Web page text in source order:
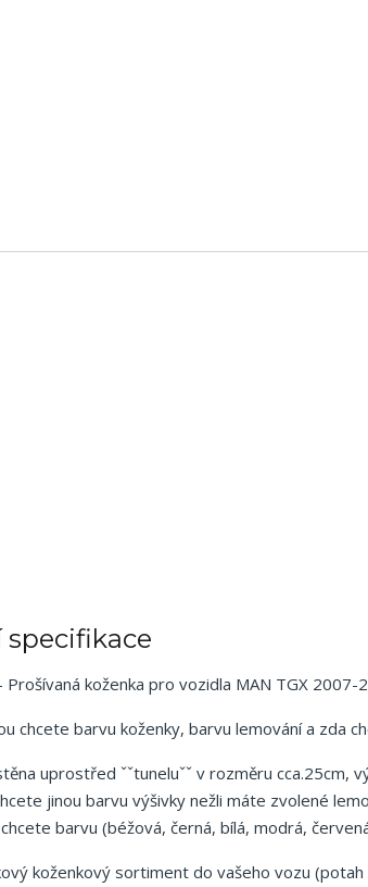
Prošívaná koženka pro vozidla MAN TGX 2007-
chcete barvu koženky, barvu lemování a zda
uprostřed ˇˇtuneluˇˇ v rozměru cca.25cm,
jinou barvu výšivky nežli máte zvolené
barvu (béžová, černá, bílá, modrá,
koženkový sortiment do vašeho vozu